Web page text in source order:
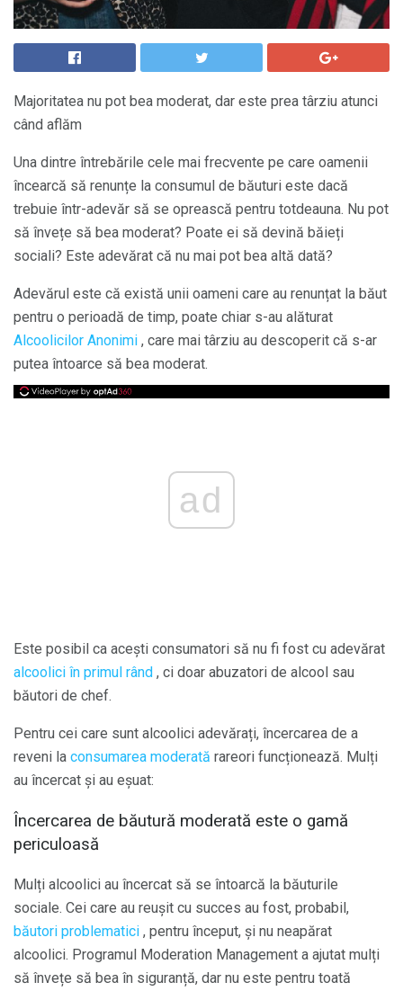
Majoritatea nu pot bea moderat, dar este prea târziu atunci
când aflăm
Una dintre întrebările cele mai frecvente pe care oamenii
încearcă să renunțe la consumul de băuturi este dacă
trebuie într-adevăr să se oprească pentru totdeauna. Nu pot
să învețe să bea moderat? Poate ei să devină băieți
sociali? Este adevărat că nu mai pot bea altă dată?
Adevărul este că există unii oameni care au renunțat la băut
pentru o perioadă de timp, poate chiar s-au alăturat
Alcoolicilor Anonimi , care mai târziu au descoperit că s-ar
putea întoarce să bea moderat.
ad
Este posibil ca acești consumatori să nu fi fost cu adevărat
alcoolici în primul rând , ci doar abuzatori de alcool sau
băutori de chef.
Pentru cei care sunt alcoolici adevărați, încercarea de a
reveni la consumarea moderată rareori funcționează. Mulți
au încercat și au eșuat:
Încercarea de băutură moderată este o gamă
periculoasă
Mulți alcoolici au încercat să se întoarcă la băuturile
sociale. Cei care au reușit cu succes au fost, probabil,
băutori problematici , pentru început, și nu neapărat
alcoolici. Programul Moderation Management a ajutat mulți
să învețe să bea în siguranță, dar nu este pentru toată